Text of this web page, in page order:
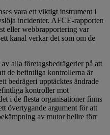
vara ett viktigt instrument i
incidenter. AFCE-rapporten
eller webbrapportering var
kanal verkar det som om de
alla företagsbedrägerier på att
de befintliga kontrollerna är
bedrägeri upptäcktes ändrade
kontroller mot
i de flesta organisationer finns
övertygande argument för att
av mutor hellre förr